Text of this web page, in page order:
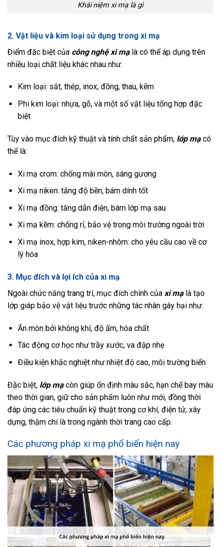
Khái niệm xi mạ là gì
2. Vật liệu và kim loại sử dụng trong xi mạ
Điểm đặc biệt của công nghệ xi mạlà có thể áp dụng trên
nhiều loại chất liệu khác nhau như:
Kim loại: sắt, thép, inox, đồng, thau, kẽm
Phi kim loại: nhựa, gỗ, và một số vật liệu tổng hợp đặc
biệt
Tùy vào mục đích kỹ thuật và tính chất sản phẩm, lớp mạcó
thể là:
Xi mạ crom: chống mài mòn, sáng gương
Xi mạ niken: tăng độ bền, bám dính tốt
Xi mạ đồng: tăng dẫn điện, bám lớp mạ sau
Xi mạ kẽm: chống rỉ, bảo vệ trong môi trường ngoài trời
Xi mạ inox, hợp kim, niken-nhôm: cho yêu cầu cao về cơ
lý hóa
3. Mục đích và lợi ích của xi mạ
Ngoài chức năng trang trí, mục đích chính của xi mạlà tạo
lớp giáp bảo vệ vật liệu trước những tác nhân gây hại như:
Ăn mòn bởi không khí, độ ẩm, hóa chất
Tác động cơ học như trầy xước, va đập nhẹ
Điều kiện khắc nghiệt như nhiệt độ cao, môi trường biển
Đặc biệt, lớp mạcòn giúp ổn định màu sắc, hạn chế bay màu
theo thời gian, giữ cho sản phẩm luôn như mới, đồng thời
đáp ứng các tiêu chuẩn kỹ thuật trong cơ khí, điện tử, xây
dựng, thậm chí là trong ngành thời trang cao cấp.
Các phương pháp xi mạ phổ biến hiện nay